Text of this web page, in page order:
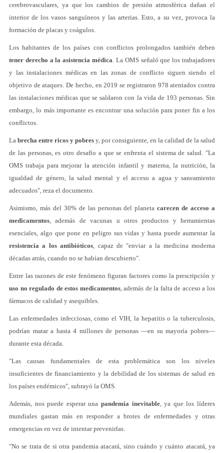
cerebrovasculares, ya que los cambios de presión atmosférica dañan el
interior de los vasos sanguíneos y las arterias. Esto, a su vez, provoca la
formación de placas y coágulos.
Los habitantes de los países con conflictos prolongados también deben
tener derecho a la asistencia médica. La OMS señaló que los trabajadores
y las instalaciones médicas en las zonas de conflicto siguen siendo el
objetivo de ataques. De hecho, en 2019 se registraron 978 atentados contra
las instalaciones médicas que se saldaron con la vida de 193 personas. Sin
embargo, lo más importante es encontrar una solución para poner fin a los
conflictos.
La brecha entre ricos y pobres y, por consiguiente, en la calidad de la salud
de las personas, es otro desafío a que se enfrenta el sistema de salud. "La
OMS trabaja para mejorar la atención infantil y materna, la nutrición, la
igualdad de género, la salud mental y el acceso a agua y saneamiento
adecuados", reza el documento.
Asimismo, más del 30% de las personas del planetacarecen de acceso a
medicamentos, además de vacunas u otros productos y herramientas
esenciales, algo que pone en peligro sus vidas y hasta puede aumentar la
resistencia a los antibióticos, capaz de "enviar a la medicina moderna
décadas atrás, cuando no se habían descubierto".
Entre las razones de este fenómeno figuran factores como la prescripción y
uso no regulado de estos medicamentos, además de la falta de acceso a los
fármacos de calidad y asequibles.
Las enfermedades infecciosas, como el VIH, la hepatitis o la tuberculosis,
podrían matar a hasta 4 millones de personas —en su mayoría pobres—
durante esta década.
"Las causas fundamentales de esta problemática son los niveles
insuficientes de financiamiento y la debilidad de los sistemas de salud en
los países endémicos", subrayó la OMS.
Además, nos puede esperar una pandemia inevitable, ya que los líderes
mundiales gastan más en responder a brotes de enfermedades y otras
emergencias en vez de intentar prevenirlas.
"No se trata de si otra pandemia atacará, sino cuándo y cuánto atacará, ya